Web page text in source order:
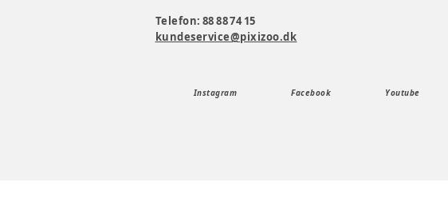
Telefon: 88 88 74 15
kundeservice@pixizoo.dk
Instagram Facebook Youtube